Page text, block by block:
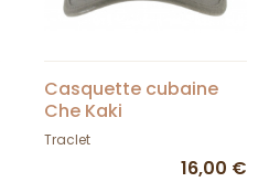
Casquette cubaine
Che Kaki
Traclet
16,00 €